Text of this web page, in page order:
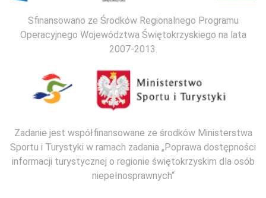
Sfinansowano ze Środków Regionalnego Programu
Operacyjnego Województwa Świętokrzyskiego na lata
2007-2013.
Zadanie jest współfinansowane ze środków Ministerstwa
Sportu i Turystyki w ramach zadania „Poprawa dostępności
informacji turystycznej o regionie świętokrzyskim dla osób
niepełnosprawnych“